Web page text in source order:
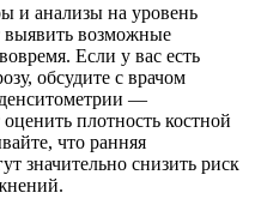
и анализы на уровень
возможные
Если у вас есть
обсудите с врачом
—
плотность костной
что ранняя
значительно снизить риск